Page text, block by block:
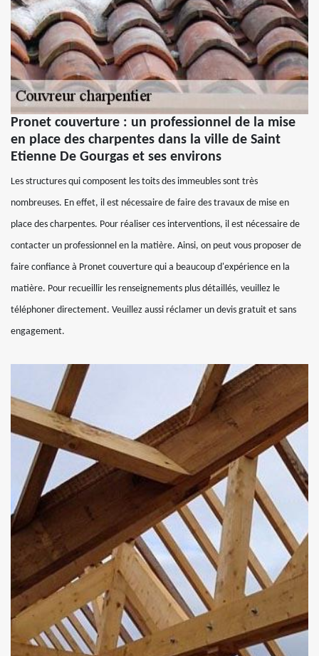
Pronet couverture : un professionnel de la mise
en place des charpentes dans la ville de Saint
Etienne De Gourgas et ses environs
Les structures qui composent les toits des immeubles sont très
nombreuses. En effet, il est nécessaire de faire des travaux de mise en
place des charpentes. Pour réaliser ces interventions, il est nécessaire de
contacter un professionnel en la matière. Ainsi, on peut vous proposer de
faire confiance à Pronet couverture qui a beaucoup d'expérience en la
matière. Pour recueillir les renseignements plus détaillés, veuillez le
téléphoner directement. Veuillez aussi réclamer un devis gratuit et sans
engagement.